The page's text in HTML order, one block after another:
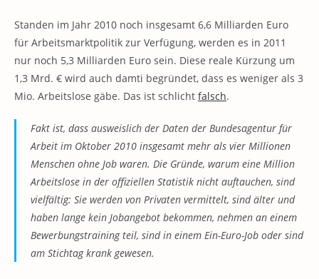
Standen im Jahr 2010 noch insgesamt 6,6 Milliarden Euro
für Arbeitsmarktpolitik zur Verfügung, werden es in 2011
nur noch 5,3 Milliarden Euro sein. Diese reale Kürzung um
1,3 Mrd. € wird auch damti begründet, dass es weniger als 3
Mio. Arbeitslose gäbe. Das ist schlicht falsch.
Fakt ist, dass ausweislich der Daten der Bundesagentur für
Arbeit im Oktober 2010 insgesamt mehr als vier Millionen
Menschen ohne Job waren. Die Gründe, warum eine Million
Arbeitslose in der offiziellen Statistik nicht auftauchen, sind
vielfältig: Sie werden von Privaten vermittelt, sind älter und
haben lange kein Jobangebot bekommen, nehmen an einem
Bewerbungstraining teil, sind in einem Ein-Euro-Job oder sind
am Stichtag krank gewesen.